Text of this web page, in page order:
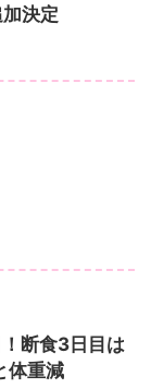
決定
断食3日目は
体重減